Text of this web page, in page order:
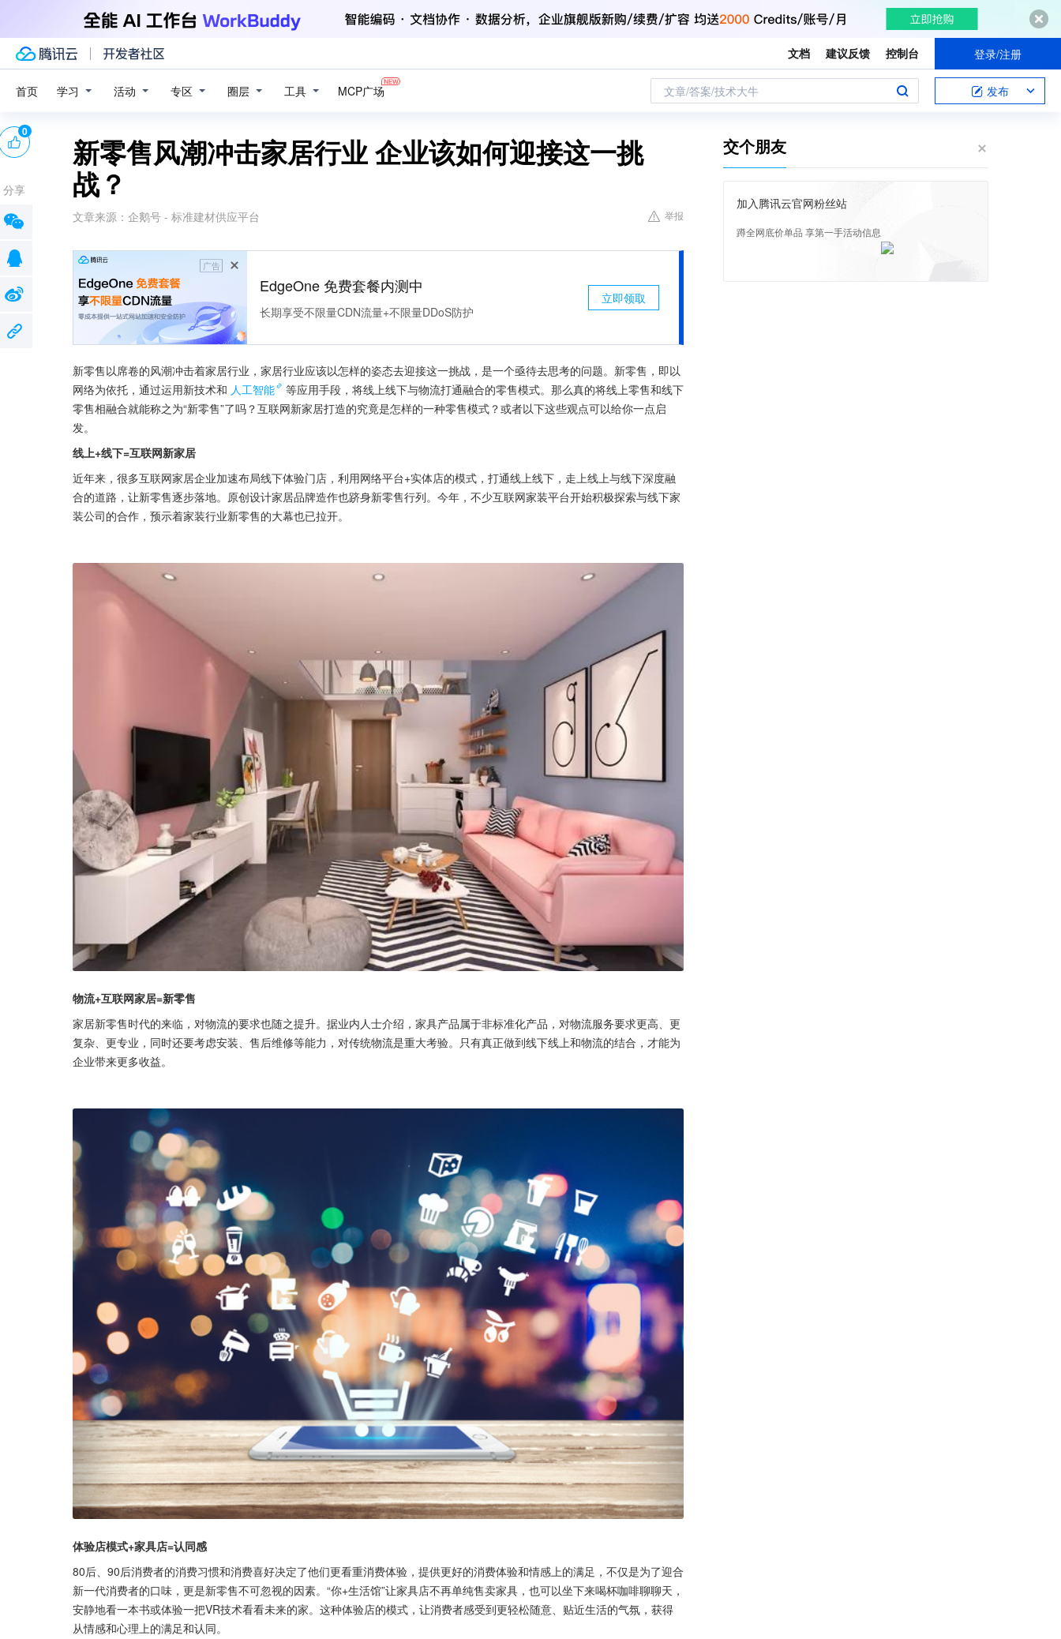
文档 建议反馈 控制台 登录/注册
首页 学习 活动 专区 圈层 工具 MCP广场 文章/答案/技术大牛 发布
新零售风潮冲击家居行业 企业该如何迎接这一挑
战？
文章来源： 企鹅号 - 标准建材供应平台 举报
广告
EdgeOne 免费套餐内测中
长期享受不限量CDN流量+不限量DDoS防护
立即领取
新零售以席卷的风潮冲击着家居行业，家居行业应该以怎样的姿态去迎接这一挑战，是一个亟待去思考的问题。新零售，即以
网络为依托，通过运用新技术和 人工智能
等应用手段，将线上线下与物流打通融合的零售模式。那么真的将线上零售和线下
零售相融合就能称之为“新零售”了吗？互联网新家居打造的究竟是怎样的一种零售模式？或者以下这些观点可以给你一点启
发。
线上+线下=互联网新家居
近年来，很多互联网家居企业加速布局线下体验门店，利用网络平台+实体店的模式，打通线上线下，走上线上与线下深度融
合的道路，让新零售逐步落地。原创设计家居品牌造作也跻身新零售行列。今年，不少互联网家装平台开始积极探索与线下家
装公司的合作，预示着家装行业新零售的大幕也已拉开。
物流+互联网家居=新零售
家居新零售时代的来临，对物流的要求也随之提升。据业内人士介绍，家具产品属于非标准化产品，对物流服务要求更高、更
复杂、更专业，同时还要考虑安装、售后维修等能力，对传统物流是重大考验。只有真正做到线下线上和物流的结合，才能为
企业带来更多收益。
体验店模式+家具店=认同感
80后、90后消费者的消费习惯和消费喜好决定了他们更看重消费体验，提供更好的消费体验和情感上的满足，不仅是为了迎合
新一代消费者的口味，更是新零售不可忽视的因素。“你+生活馆”让家具店不再单纯售卖家具，也可以坐下来喝杯咖啡聊聊天，
安静地看一本书或体验一把VR技术看看未来的家。这种体验店的模式，让消费者感受到更轻松随意、贴近生活的气氛，获得
从情感和心理上的满足和认同。
0
分享
交个朋友
加入腾讯云官网粉丝站
蹲全网底价单品 享第一手活动信息